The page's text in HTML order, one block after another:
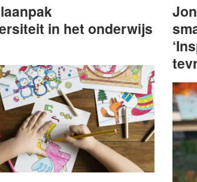
in het onderwijs